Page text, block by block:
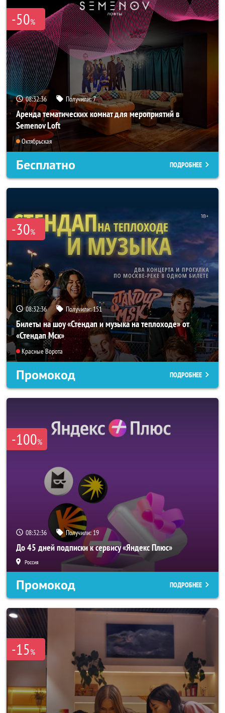
-50%
08:32:35 Получили:7
Аренда тематических комнат для мероприятий в
Semenov Loft
Октябрьская
Бесплатно ПОДРОБНЕЕ
-30%
08:32:35 Получили:151
Билеты на шоу «Стендап и музыка на теплоходе» от
«Стендап Мск»
Красные Ворота
Промокод ПОДРОБНЕЕ
-100%
08:32:35 Получили:19
До 45 дней подписки к сервису «Яндекс Плюс»
Россия
Промокод ПОДРОБНЕЕ
-15%